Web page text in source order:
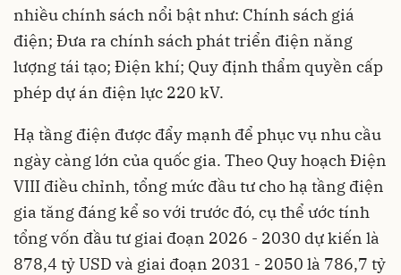
nhiều chính sách nổi bật như: Chính sách giá
điện; Đưa ra chính sách phát triển điện năng
lượng tái tạo; Điện khí; Quy định thẩm quyền cấp
phép dự án điện lực 220 kV.
Hạ tầng điện được đẩy mạnh để phục vụ nhu cầu
ngày càng lớn của quốc gia. Theo Quy hoạch Điện
VIII điều chỉnh, tổng mức đầu tư cho hạ tầng điện
gia tăng đáng kể so với trước đó, cụ thể ước tính
tổng vốn đầu tư giai đoạn 2026 - 2030 dự kiến là
878,4 tỷ USD và giai đoạn 2031 - 2050 là 786,7 tỷ